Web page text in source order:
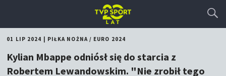
01 LIP 2024 PIŁKA NOŻNA/ EURO 2024
Kylian Mbappe odniósł się do starcia z
Robertem Lewandowskim. "Nie zrobił tego